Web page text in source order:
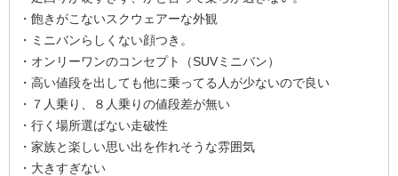
・飽きがこないスクウェアーな外観
・ミニバンらしくない顔つき。
・オンリーワンのコンセプト（SUVミニバン）
・高い値段を出しても他に乗ってる人が少ないので良い
・７人乗り、８人乗りの値段差が無い
・行く場所選ばない走破性
・家族と楽しい思い出を作れそうな雰囲気
・大きすぎない